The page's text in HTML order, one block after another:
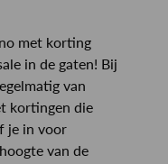
met korting
in de gaten! Bij
van
kortingen die
je in voor
van de